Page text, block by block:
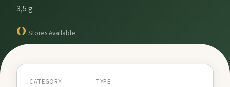
3,5 g
0 Stores Available
CATEGORY TYPE